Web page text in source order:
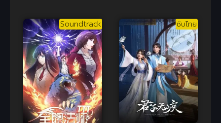
ประเมินไร้โชค
ที่จริงเทพหลุด
โลก
ใหม่สุดป่วนฮา
Soundtrack ซับไทย